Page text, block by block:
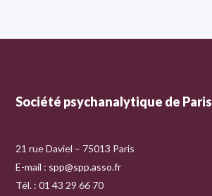
Société psychanalytique de Paris
21 rue Daviel – 75013 Paris
E-mail : spp@spp.asso.fr
Tél. : 01 43 29 66 70